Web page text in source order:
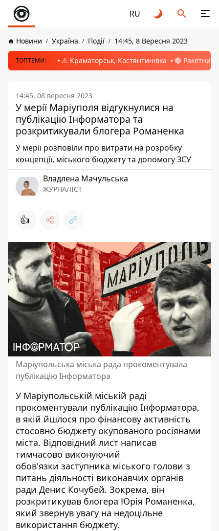
RU
Новини Україна Події 14:45, 8 Вересня 2023
ТОПТЕМИ: ⚠️ Краматорськ, Костянтинівка 🔴 Ракетний
14:45, 08 вересня 2023
У мерії Маріуполя відгукнулися на
публікацію Інформатора та
розкритикували блогера Романенка
У мерії розповіли про витрати на розробку
концепції, міського бюджету та допомогу ЗСУ
Владлена Мачульська
ЖУРНАЛІСТ
👍
Маріупольська міська рада прокоментувала
публікацію Інформатора
У Маріупольській міській раді
прокоментували публікацію Інформатора,
в якій йшлося про фінансову активність
стосовно бюджету окупованого росіянами
міста. Відповідний лист написав
тимчасово виконуючий
обов'язки заступника міського голови з
питань діяльності виконавчих органів
ради Денис Кочубей. Зокрема, він
розкритикував блогера Юрія Романенка,
який звернув увагу на недоцільне
використання бюджету.